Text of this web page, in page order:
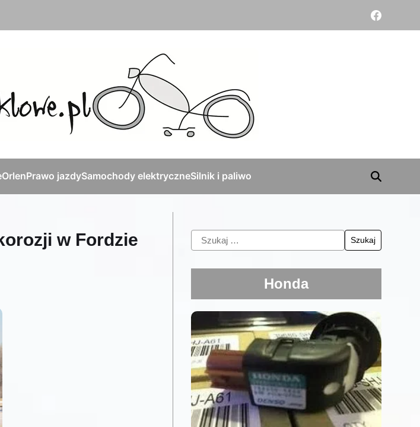
OrlenPrawo jazdySamochody elektryczneSilnik i paliwo
w Fordzie
Honda